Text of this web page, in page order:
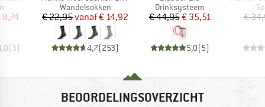
prijs
8,74
(3)
Productgroep
Wandelsokken
Prijs
€ 22,95 Verlaagde prijs
vanaf€ 14,92
4,7(253)
Productgroep
Drinksysteem
Prijs
€ 44,95Verlaagde prijs
€ 35,51
5,0(5)
€
BEOORDELINGSOVERZICHT